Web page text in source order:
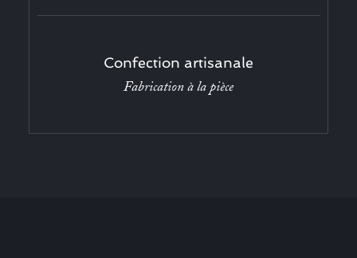
Confection artisanale
Fabrication à la pièce